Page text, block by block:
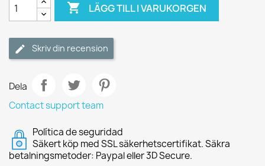
 LÄGG TILL I VARUKORGEN
Skriv din recension
Dela
Contact support team
Política de seguridad
Säkert köp med SSL säkerhetscertifikat. Säkra
betalningsmetoder: Paypal eller 3D Secure.